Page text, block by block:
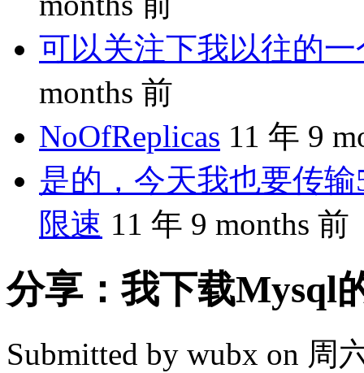
可以关注下我以往的
months 前
NoOfReplicas 11 年 9
是的，今天我也要传
限速 11 年 9 months 前
分享：我下载Mysql
Submitted by wubx on 周